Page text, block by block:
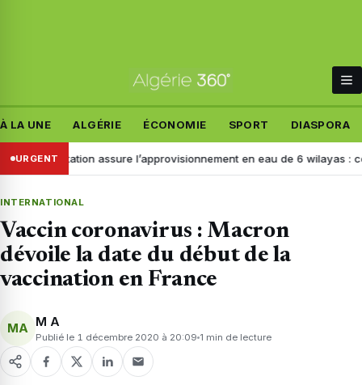
À LA UNE ALGÉRIE ÉCONOMIE SPORT DIASPORA
URGENT
station assure l’approvisionnement en eau de 6 wilayas : ce que
INTERNATIONAL
Vaccin coronavirus : Macron
dévoile la date du début de la
vaccination en France
MA M A
Publié le 1 décembre 2020 à 20:09 1 min de lecture